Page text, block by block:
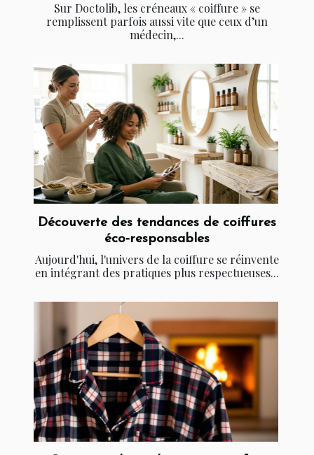
Sur Doctolib, les créneaux « coiffure » se
remplissent parfois aussi vite que ceux d’un
médecin,...
Découverte des tendances de coiffures
éco-responsables
Aujourd'hui, l'univers de la coiffure se réinvente
en intégrant des pratiques plus respectueuses...